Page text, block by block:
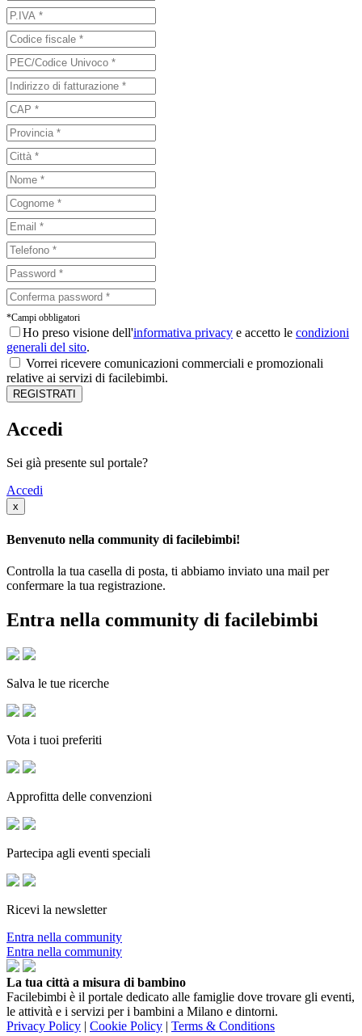
*Campi obbligatori
Ho preso visione dell'informativa privacy e accetto le condizioni
generali del sito.
Vorrei ricevere comunicazioni commerciali e promozionali
relative ai servizi di facilebimbi.
REGISTRATI
Accedi
Sei già presente sul portale?
Accedi
x
Benvenuto nella community di facilebimbi!
Controlla la tua casella di posta, ti abbiamo inviato una mail per
confermare la tua registrazione.
Entra nella community di facilebimbi
Salva le tue ricerche
Vota i tuoi preferiti
Approfitta delle convenzioni
Partecipa agli eventi speciali
Ricevi la newsletter
Entra nella community
Entra nella community
La tua città a misura di bambino
Facilebimbi è il portale dedicato alle famiglie dove trovare gli eventi,
le attività e i servizi per i bambini a Milano e dintorni.
Privacy Policy | Cookie Policy | Terms & Conditions